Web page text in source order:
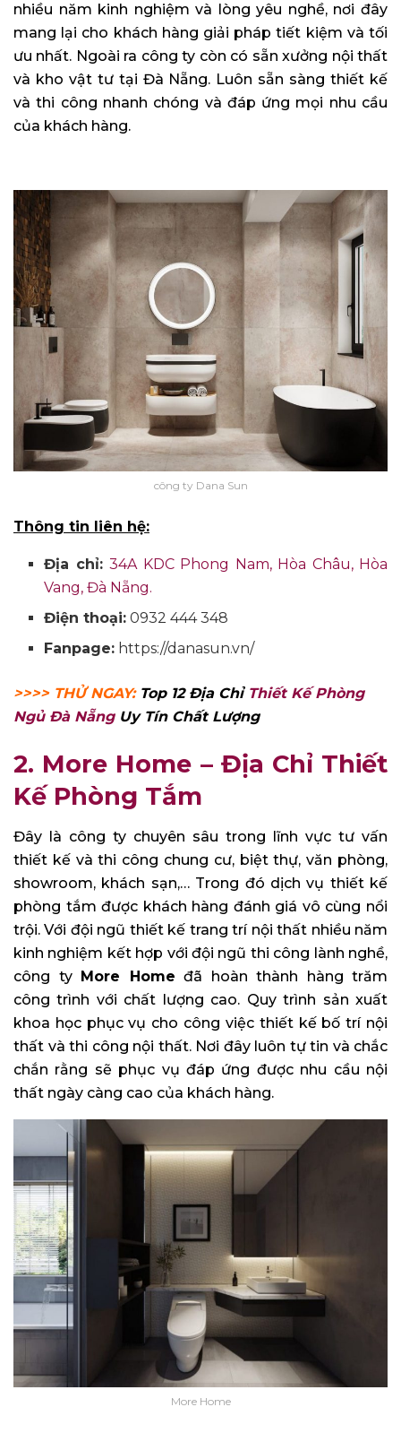
nhiều năm kinh nghiệm và lòng yêu nghề, nơi đây
mang lại cho khách hàng giải pháp tiết kiệm và tối
ưu nhất. Ngoài ra công ty còn có sẵn xưởng nội thất
và kho vật tư tại Đà Nẵng. Luôn sẵn sàng thiết kế
và thi công nhanh chóng và đáp ứng mọi nhu cầu
của khách hàng.
công ty Dana Sun
Thông tin liên hệ:
Địa chỉ:34A KDC Phong Nam, Hòa Châu, Hòa
Vang, Đà Nẵng.
Điện thoại: 0932 444 348
Fanpage: https://danasun.vn/
>>>> THỬ NGAY: Top 12 Địa Chỉ Thiết Kế Phòng
Ngủ Đà Nẵng Uy Tín Chất Lượng
2. More Home – Địa Chỉ Thiết
Kế Phòng Tắm
Đây là công ty chuyên sâu trong lĩnh vực tư vấn
thiết kế và thi công chung cư, biệt thự, văn phòng,
showroom, khách sạn,… Trong đó dịch vụ thiết kế
phòng tắm được khách hàng đánh giá vô cùng nổi
trội. Với đội ngũ thiết kế trang trí nội thất nhiều năm
kinh nghiệm kết hợp với đội ngũ thi công lành nghề,
công ty More Home đã hoàn thành hàng trăm
công trình với chất lượng cao. Quy trình sản xuất
khoa học phục vụ cho công việc thiết kế bố trí nội
thất và thi công nội thất. Nơi đây luôn tự tin và chắc
chắn rằng sẽ phục vụ đáp ứng được nhu cầu nội
thất ngày càng cao của khách hàng.
More Home